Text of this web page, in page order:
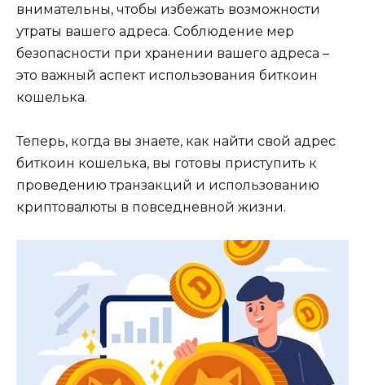
внимательны, чтобы избежать возможности
утраты вашего адреса.​ Соблюдение мер
безопасности при хранении вашего aдреса –
это важный аспект использования биткоин
кошелька.​
Теперь, когда вы знаете, как найти свой адрес
биткоин кошелька, вы готовы приступить к
проведению транзакций и использованию
криптовалюты в повседневной жизни.​